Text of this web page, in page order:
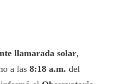
llamarada solar,
a las 8:18 a.m. del